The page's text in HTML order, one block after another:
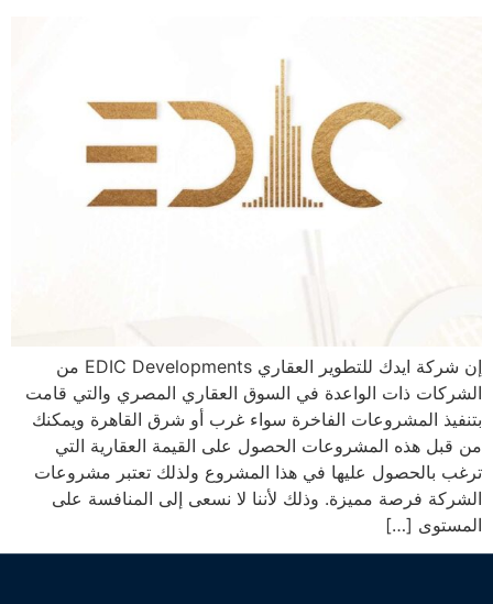
إن شركة ايدك للتطوير العقاري EDIC Developments من
الشركات ذات الواعدة في السوق العقاري المصري والتي قامت
بتنفيذ المشروعات الفاخرة سواء غرب أو شرق القاهرة ويمكنك
من قبل هذه المشروعات الحصول على القيمة العقارية التي
ترغب بالحصول عليها في هذا المشروع ولذلك تعتبر مشروعات
الشركة فرصة مميزة. وذلك لأننا لا نسعى إلى المنافسة على
المستوى […]